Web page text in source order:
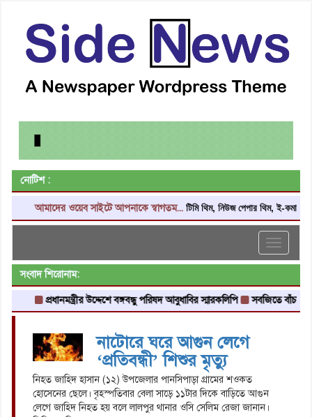
নোটিশ :
আমাদের ওয়েব সাইটে আপনাকে স্বাগতম...টিমি থিম, নিউজ পেপার থিম, ই-কমার্স
Toggle
সংবাদ শিরোনাম:
প্রধানমন্ত্রীর উদ্দেশে বঙ্গবন্ধু পরিষদ আবুধাবির স্মারকলিপি সবজিতে বাঁচানো
নাটোরে ঘরে আগুন লেগে
‘প্রতিবন্ধী’ শিশুর মৃত্যু
নিহত জাহিদ হাসান (১২) উপজেলার পানসিপাড়া গ্রামের শওকত
হোসেনের ছেলে। বৃহস্পতিবার বেলা সাড়ে ১১টার দিকে বাড়িতে আগুন
লেগে জাহিদ নিহত হয় বলে লালপুর থানার ওসি সেলিম রেজা জানান।